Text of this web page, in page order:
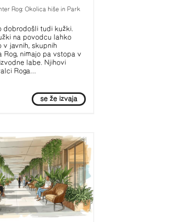
Rog: Okolica hiše in Park
dobrodošli tudi kužki.
na povodcu lahko
v javnih, skupnih
Rog, nimajo pa vstopa v
labe. Njihovi
Roga...
se že izvaja